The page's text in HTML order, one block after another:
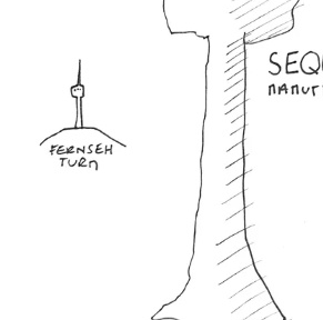
Im 19. Jahrhundert lösten Mammutbäume in Europa eine Art
botanisches Staunen aus. 1853 wurden sie in Kalifornien
wissenschaftlich beschrieben, kurz darauf wollten
Fürstenhäuser und botanische Gärten sie unbedingt
besitzen. Auch das Königreich Württemberg griff zu.
Unter Wilhelm I. von Württemberg und späteren
Generationen wurden Samen der Riesenmammutbäume
gezielt angezogen und verteilt. Die Region um Stuttgart galt
als klimatisch geeignet, mild genug, um diese kalifornischen
Giganten zu testen. Und man testete nicht zaghaft, sondern
ambitioniert.
Hinzu kam die forstliche Forschung in Hohenheim. Dort
untersuchte man, ob Mammutbäume wirtschaftlich nutzbar
wären. Sie wurden also nicht nur gepflanzt, weil sie
spektakulär aussehen, sondern auch als wissenschaftliches
Das Ergebnis: Baden-Württemberg besitzt heute eine der
größten Sequoia-Populationen außerhalb Nordamerikas.
Besonders viele stehen im Raum Stuttgart, in Parks,